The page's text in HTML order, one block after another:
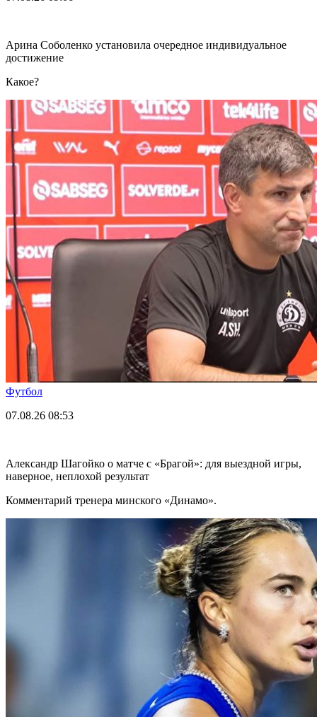
Арина Соболенко установила очередное индивидуальное
достижение
Какое?
Футбол
07.08.26 08:53
Александр Шагойко о матче с «Брагой»: для выездной игры,
наверное, неплохой результат
Комментарий тренера минского «Динамо».